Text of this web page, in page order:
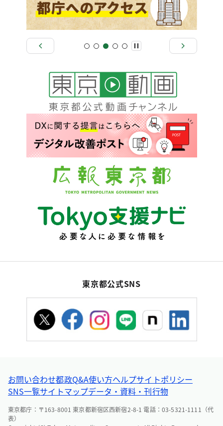
東京都公式SNS
お問い合わせ都政Q&A使い方ヘルプサイトポリシー
SNS一覧サイトマップデータ・資料・刊行物
東京都庁：〒163-8001 東京都新宿区西新宿2-8-1 電話：03-5321-1111（代
表）